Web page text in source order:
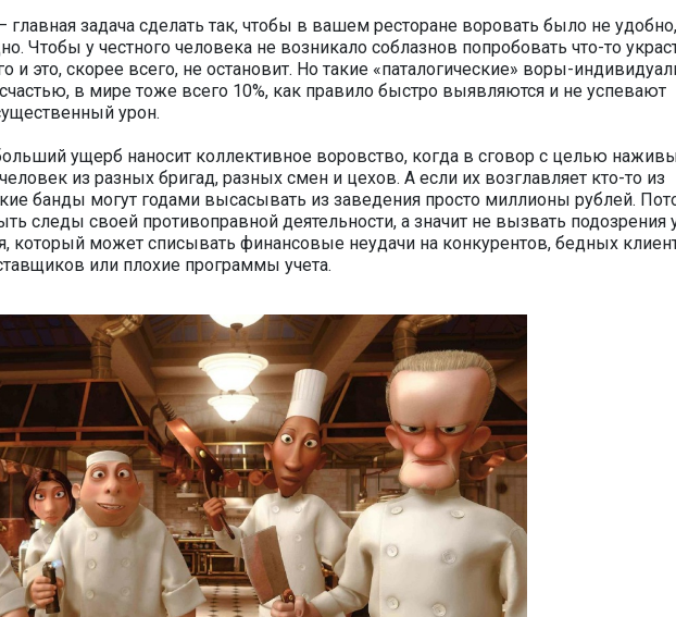
главная задача сделать так, чтобы в вашем ресторане воровать было не удобно,
Чтобы у честного человека не возникало соблазнов попробовать что-то
и это, скорее всего, не остановит. Но такие «паталогические» воры-
в мире тоже всего 10%, как правило быстро выявляются и не успевают
урон.
ущерб наносит коллективное воровство, когда в сговор с целью
из разных бригад, разных смен и цехов. А если их возглавляет кто-то из
банды могут годами высасывать из заведения просто миллионы рублей.
следы своей противоправной деятельности, а значит не вызвать подозрения
который может списывать финансовые неудачи на конкурентов, бедных
или плохие программы учета.